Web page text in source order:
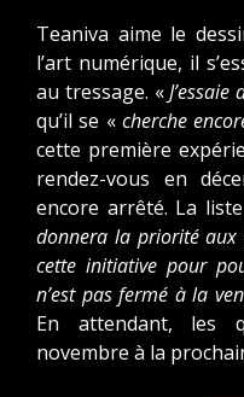
Teaniva aime le
l’art numérique, il
au tressage. «
qu’il se « cherche
cette première
rendez-vous en
encore arrêté. La
donnera la priorité
cette initiative pour
n’est pas fermé à la
En attendant, les
novembre à la